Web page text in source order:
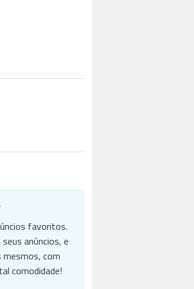
favoritos.
anúncios, e
com
comodidade!